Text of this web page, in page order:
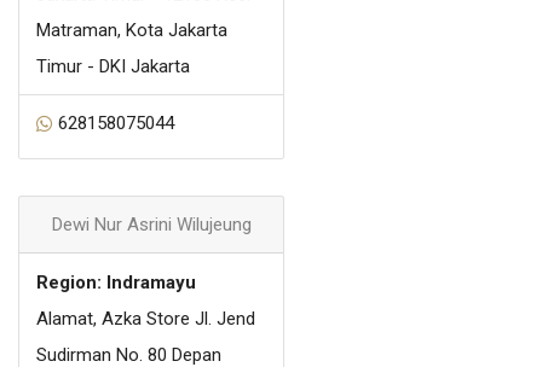
Matraman, Kota Jakarta
Timur - DKI Jakarta
628158075044
Dewi Nur Asrini Wilujeung
Region: Indramayu
Alamat, Azka Store Jl. Jend
Sudirman No. 80 Depan